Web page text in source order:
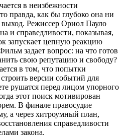
в неизбежности
правда, как бы глубоко она ни
выход. Режиссер Ориол Пауло
и справедливости, показывая,
запускает цепную реакцию
задает вопрос: на что готов
свою репутацию и свободу?
в том, что попытки
версии событий для
рушатся перед лицом упорного
этот поиск мотивирован
В финале правосудие
а через хитроумный план,
справедливости
закона.